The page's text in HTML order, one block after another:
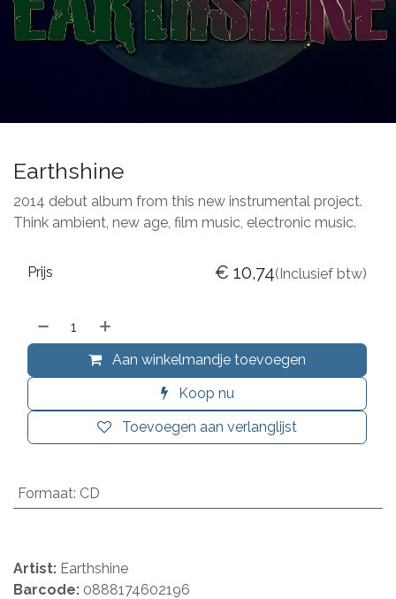
Earthshine
2014 debut album from this new instrumental project.
Think ambient, new age, film music, electronic music.
Aan winkelmandje toevoegen
Koop nu
Toevoegen aan verlanglijst
Prijs € 10,74(Inclusief btw)
Formaat: CD
Artist: Earthshine
Barcode: 0888174602196